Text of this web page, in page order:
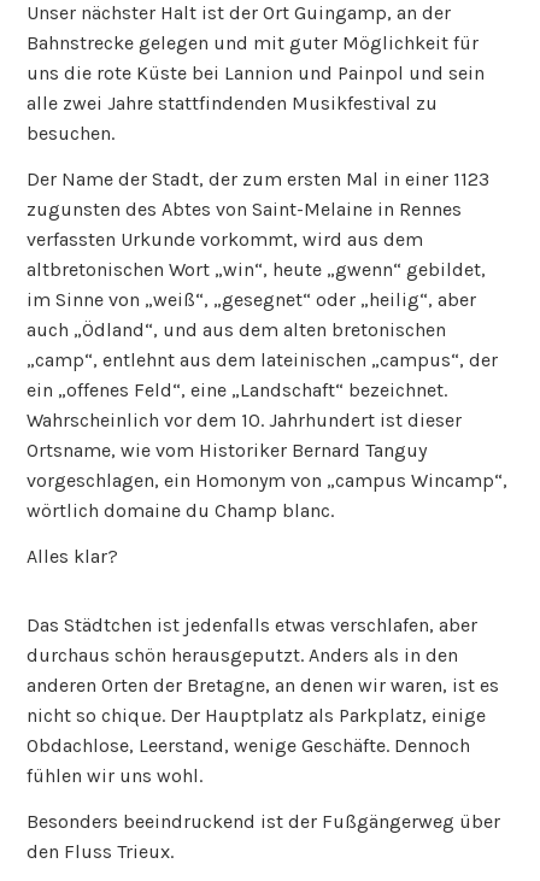
Unser nächster Halt ist der Ort Guingamp, an der
Bahnstrecke gelegen und mit guter Möglichkeit für
uns die rote Küste bei Lannion und Painpol und sein
alle zwei Jahre stattfindenden Musikfestival zu
besuchen.
Der Name der Stadt, der zum ersten Mal in einer 1123
zugunsten des Abtes von Saint-Melaine in Rennes
verfassten Urkunde vorkommt, wird aus dem
altbretonischen Wort „win“, heute „gwenn“ gebildet,
im Sinne von „weiß“, „gesegnet“ oder „heilig“, aber
auch „Ödland“, und aus dem alten bretonischen
„camp“, entlehnt aus dem lateinischen „campus“, der
ein „offenes Feld“, eine „Landschaft“ bezeichnet.
Wahrscheinlich vor dem 10. Jahrhundert ist dieser
Ortsname, wie vom Historiker Bernard Tanguy
vorgeschlagen, ein Homonym von „campus Wincamp“,
wörtlich domaine du Champ blanc.
Alles klar?
Das Städtchen ist jedenfalls etwas verschlafen, aber
durchaus schön herausgeputzt. Anders als in den
anderen Orten der Bretagne, an denen wir waren, ist es
nicht so chique. Der Hauptplatz als Parkplatz, einige
Obdachlose, Leerstand, wenige Geschäfte. Dennoch
fühlen wir uns wohl.
Besonders beeindruckend ist der Fußgängerweg über
den Fluss Trieux.